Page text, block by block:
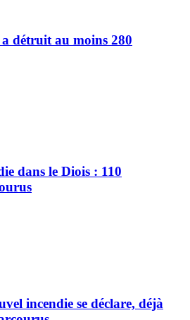
détruit au moins 280
dans le Diois : 110
incendie se déclare, déjà